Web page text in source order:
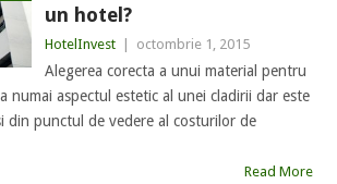
un hotel?
HotelInvest octombrie 1, 2015
Alegerea corecta a unui material pentru
numai aspectul estetic al unei cladirii dar este
din punctul de vedere al costurilor de
Read More